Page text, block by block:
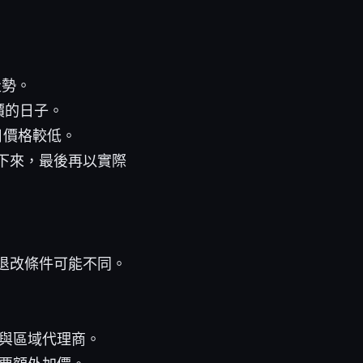
。
日子。
格較低。
來，最後再以實際
改條件可能不同。
區域代理商。